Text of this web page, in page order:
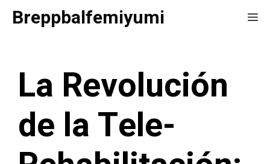
SaltarBreppbalfemiyumi
La Revolución
de la Tele-